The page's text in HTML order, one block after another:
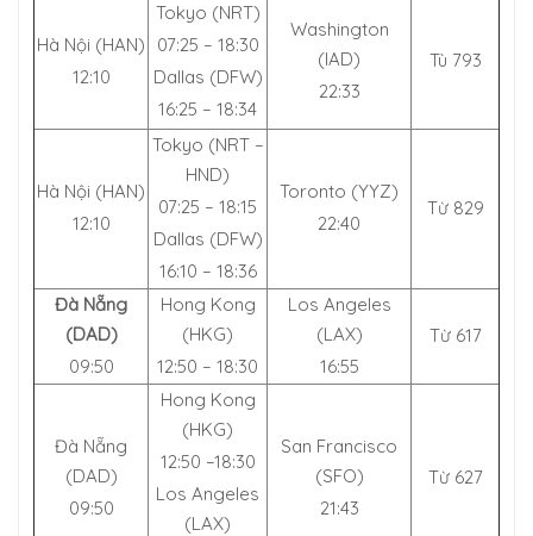
Hà Nội (HAN)
12:10
Tokyo (NRT)
07:25 – 18:30
Dallas (DFW)
16:25 – 18:34
Washington
(IAD)
22:33
Tù 793
Hà Nội (HAN)
12:10
Tokyo (NRT –
HND)
07:25 – 18:15
Dallas (DFW)
16:10 – 18:36
Toronto (YYZ)
22:40
Từ 829
Đà Nẵng
(DAD)
09:50
Hong Kong
(HKG)
12:50 – 18:30
Los Angeles
(LAX)
16:55
Từ 617
Đà Nẵng
(DAD)
09:50
Hong Kong
(HKG)
12:50 –18:30
Los Angeles
(LAX)
San Francisco
(SFO)
21:43
Từ 627